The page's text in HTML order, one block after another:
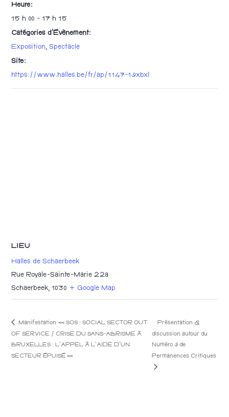
Heure :
15 h 00 - 17 h 15
Catégories d’Évènement:
Exposition ,Spectacle
Site :
https://www.halles.be/fr/ap/1147-19xbxl
LIEU
Halles de Schaerbeek
Rue Royale-Sainte-Marie 22a
Schaerbeek, 1030 + Google Map
Manifestation « SOS : SOCIAL SECTOR OUT
OF SERVICE / CRISE DU SANS-ABRISME À
BRUXELLES : L’APPEL À L’AIDE D’UN
SECTEUR ÉPUISÉ »
Présentation &
discussion autour du
Numéro 9 de
Permanences Critiques